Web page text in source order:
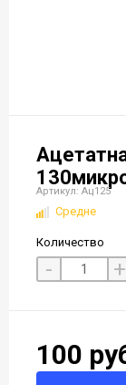
Артикул: Ац125
Средне
Количество
- +
100